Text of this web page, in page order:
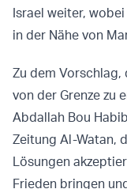
Israel weiter,
in der Nähe von
Zu dem Vorschlag,
von der Grenze zu
Abdallah Bou
Zeitung Al-Watan,
Lösungen
Frieden bringen